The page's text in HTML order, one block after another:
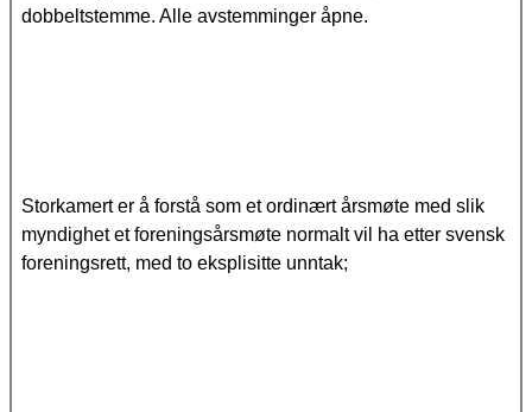
dobbeltstemme. Alle avstemminger åpne.
Storkamert er å forstå som et ordinært årsmøte med slik
myndighet et foreningsårsmøte normalt vil ha etter svensk
foreningsrett, med to eksplisitte unntak;